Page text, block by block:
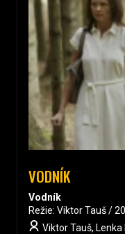
VODNÍK
Vodník
Režie: Viktor Tauš /
Viktor Tauš,